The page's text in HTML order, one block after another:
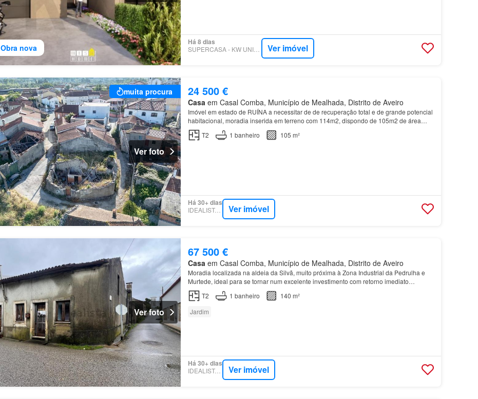
Obra nova
Há 8 dias
SUPERCASA - KW UNION COIMBRA Ver imóvel
muita procura
Ver foto
24 500 €
Casa em Casal Comba, Município de Mealhada, Distrito de Aveiro
Imóvel em estado de RUÍNA a necessitar de de recuperação total e de grande potencial
habitacional, moradia inserida em terreno com 114m2, dispondo de 105m2 de área
útil…
T2 1 banheiro 105 m²
Há 30+ dias
IDEALISTA.PT Ver imóvel
Ver foto
67 500 €
Casa em Casal Comba, Município de Mealhada, Distrito de Aveiro
Moradia localizada na aldeia da Silvã, muito próxima à Zona Industrial da Pedrulha e
Murtede, ideal para se tornar num excelente investimento com retorno imediato…
T2
1 banheiro
140 m²
Jardim
Há 30+ dias
IDEALISTA.PT Ver imóvel